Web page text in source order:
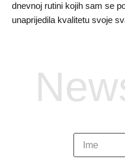
dnevnoj rutini kojih sam se
unaprijedila kvalitetu svoje